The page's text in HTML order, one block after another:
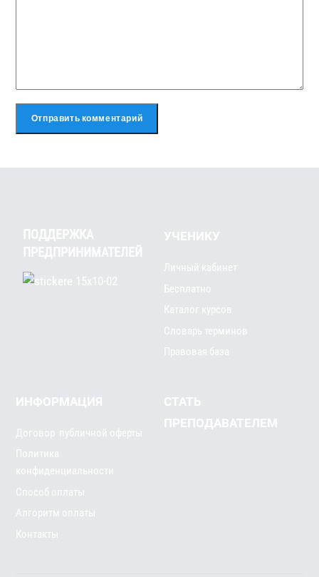
ПОДДЕРЖКА
ПРЕДПРИНИМАТЕЛЕЙ
УЧЕНИКУ
Личный кабинет
Бесплатно
Каталог курсов
Словарь терминов
Правовая база
ИНФОРМАЦИЯ
Договор публичной оферты
Политика
конфиденциальности
Способ оплаты
Алгоритм оплаты
Контакты
СТАТЬ
ПРЕПОДАВАТЕЛЕМ